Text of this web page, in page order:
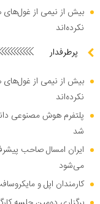
بیش از نیمی از
نکرده‌اند
پرطرفدار
بیش از نیمی از
نکرده‌اند
پلتفرم هوش مصنوعی
شد
ایران امسال صاحب
می‌شود
کارمندان اپل و